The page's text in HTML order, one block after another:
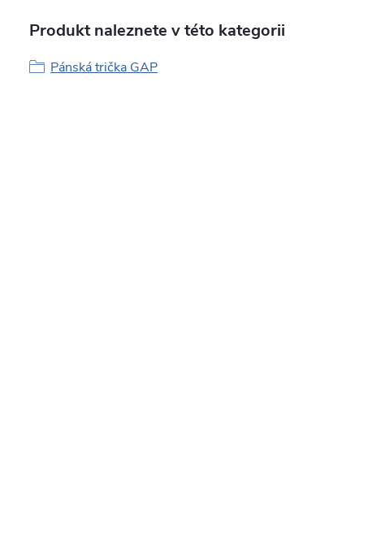
Produkt naleznete v této kategorii
Pánská trička GAP